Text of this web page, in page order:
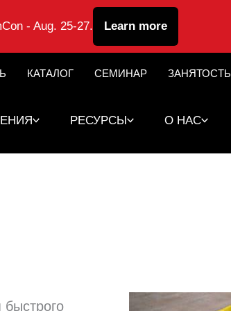
КАТАЛОГ СЕМИНАР ЗАНЯТОСТЬ
РЕСУРСЫ О НАС
быстрого
- Aug. 25-27. Learn more